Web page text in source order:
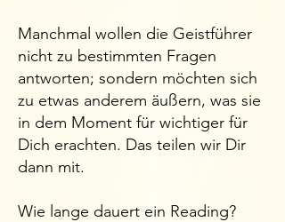
Manchmal wollen die Geistführer
nicht zu bestimmten Fragen
antworten; sondern möchten sich
zu etwas anderem äußern, was sie
in dem Moment für wichtiger für
Dich erachten. Das teilen wir Dir
dann mit.
Wie lange dauert ein Reading?